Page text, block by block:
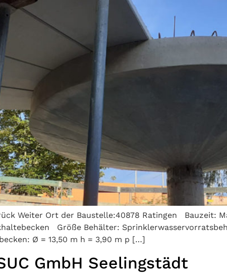
Weiter Ort der Baustelle:40878 Ratingen Bauzeit:
Größe Behälter:
Ø = 13,50 m h = 3,90 m p […]
GmbH Seelingstädt